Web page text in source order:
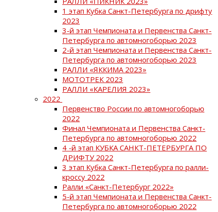
1 этап Кубка Санкт-Петербурга по дрифту
2023
3-й этап Чемпионата и Первенства Санкт-
Петербурга по автомногоборью 2023
2-й этап Чемпионата и Первенства Санкт-
Петербурга по автомногоборью 2023
РАЛЛИ «ЯККИМА 2023»
МОТОТРЕК 2023
РАЛЛИ «КАРЕЛИЯ 2023»
2022
Первенство России по автомногоборью
2022
Финал Чемпионата и Первенства Санкт-
Петербурга по автомногоборью 2022
4 -й этап КУБКА САНКТ-ПЕТЕРБУРГА ПО
ДРИФТУ 2022
3 этап Кубка Санкт-Петербурга по ралли-
кроссу 2022
Ралли «Санкт-Петербург 2022»
5-й этап Чемпионата и Первенства Санкт-
Петербурга по автомногоборью 2022